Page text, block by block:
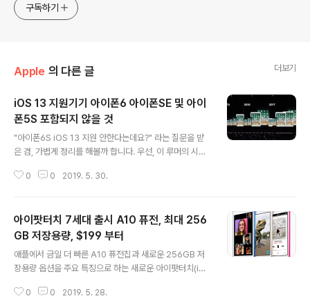
구독하기
Apple 의 다른 글 더보기
iOS 13 지원기기 아이폰6 아이폰SE 및 아이
폰5S 포함되지 않을 것
"아이폰6S iOS 13 지원 안한다는데요?" 라는 질문을 받
은 겸, 가볍게 정리를 해볼까 합니다. 우선, 이 루머의 시작
지원기기 목록인 아이폰7 이상에서 비롯된 것으로 보입니
국내 언론으로 부터 아이폰 SE 2세대로 '짬뽕' 이 된 적이
있습니다. 'MacRumors' 에서는 아이폰 6S가 iOS 13을
지원하지 않을 것이라는 루머에 관하여 의문을 제기한 바
가 있으며, 심지어 그 출처에서도 아이폰6S의 iOS 13 미
지원에 관하여 불확실하다는 내용이 업데이트 되었습니다.
최근에는 '9to5Mac' 에서 아이폰5S(2013..
0 0 2019. 5. 30.
아이팟터치 7세대 출시 A10 퓨전, 최대 256
GB 저장용량, $199 부터
애플에서 금일 더 빠른 A10 퓨전칩과 새로운 256GB 저
장용량 옵션을 주요 특징으로 하는 새로운 아이팟터치(iPo
과 마찬가지로 4인치 레티나 디스플레이, 터치ID의 홈버
0 0 2019. 5. 28.